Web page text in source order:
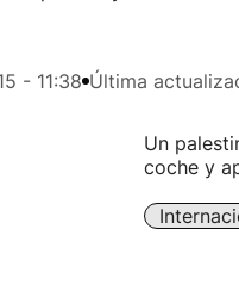
- 11:38 Última
Un
coche y